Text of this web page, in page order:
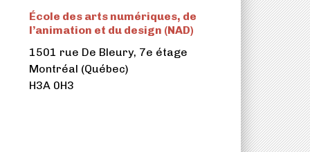
arts
numériques,
École des arts numériques, de
l’animation et du design (NAD)
1501 rue De Bleury, 7e étage
Montréal (Québec)
H3A 0H3